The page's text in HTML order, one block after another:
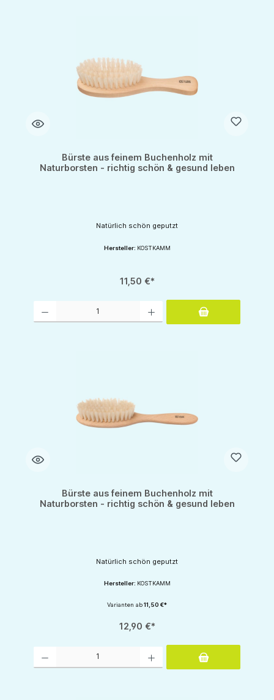
Bürste aus feinem Buchenholz mit
Naturborsten - richtig schön & gesund leben
Natürlich schön geputzt
Hersteller: KOSTKAMM
11,50 €*
Bürste aus feinem Buchenholz mit
Naturborsten - richtig schön & gesund leben
Natürlich schön geputzt
Hersteller: KOSTKAMM
Varianten ab11,50 €*
12,90 €*